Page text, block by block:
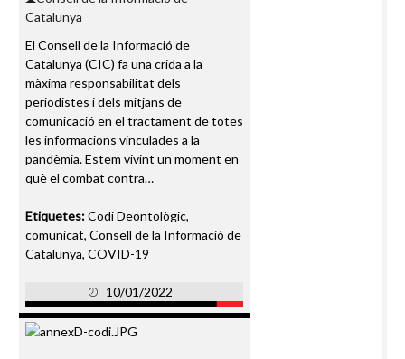
Catalunya
El Consell de la Informació de
Catalunya (CIC) fa una crida a la
màxima responsabilitat dels
periodistes i dels mitjans de
comunicació en el tractament de totes
les informacions vinculades a la
pandèmia. Estem vivint un moment en
què el combat contra…
Etiquetes:Codi Deontològic,
comunicat, Consell de la Informació de
Catalunya, COVID-19
10/01/2022